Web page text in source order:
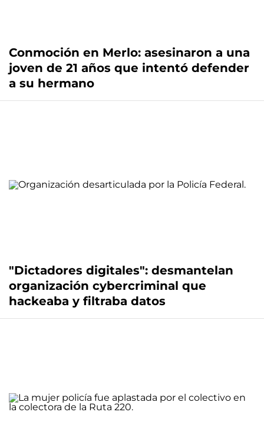
Conmoción en Merlo: asesinaron a una
joven de 21 años que intentó defender
a su hermano
"Dictadores digitales": desmantelan
organización cybercriminal que
hackeaba y filtraba datos